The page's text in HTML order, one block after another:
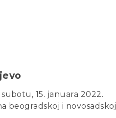
15. januara 2022.
beogradskoj i novosadskoj